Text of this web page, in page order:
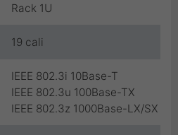
Rack 1U
19 cali
IEEE 802.3i 10Base-T
IEEE 802.3u 100Base-TX
IEEE 802.3z 1000Base-LX/SX